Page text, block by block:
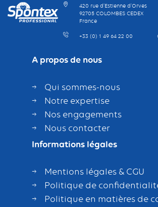
420 rue d’Estienne d’Orves
92705 COLOMBES CEDEX
France
+33 (0) 1 49 64 22 00
A propos de nous
Qui sommes-nous
Notre expertise
Nos engagements
Nous contacter
Informations légales
Mentions légales & CGU
Politique de
Politique en matières de